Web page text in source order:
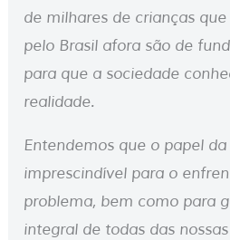
de milhares de crianças
pelo Brasil afora são de
para que a sociedade
realidade.
Entendemos que o papel
imprescindível para o
problema, bem como para
integral de todas das